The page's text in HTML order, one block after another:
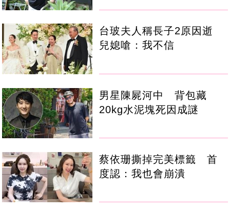
台玻夫人稱長子2原因逝
兒媳嗆：我不信
男星陳屍河中 背包藏
20kg水泥塊死因成謎
蔡依珊撕掉完美標籤 首
度認：我也會崩潰